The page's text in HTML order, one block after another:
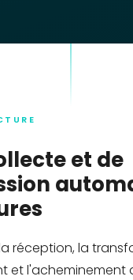
et de
réception, la
et l'acheminement